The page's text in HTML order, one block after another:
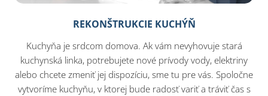
REKONŠTRUKCIE KUCHÝŇ
Kuchyňa je srdcom domova. Ak vám nevyhovuje stará
kuchynská linka, potrebujete nové prívody vody, elektriny
alebo chcete zmeniť jej dispozíciu, sme tu pre vás. Spoločne
vytvoríme kuchyňu, v ktorej bude radosť variť a tráviť čas s